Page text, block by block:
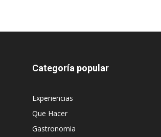
Categoría popular
Experiencias
Que Hacer
Gastronomia